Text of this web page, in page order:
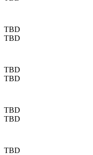
TBD
TBD
TBD
TBD
TBD
TBD
TBD